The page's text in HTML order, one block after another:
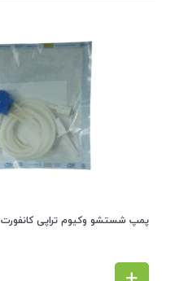
پمپ شستشو وکیوم تراپی کانفورت Confort